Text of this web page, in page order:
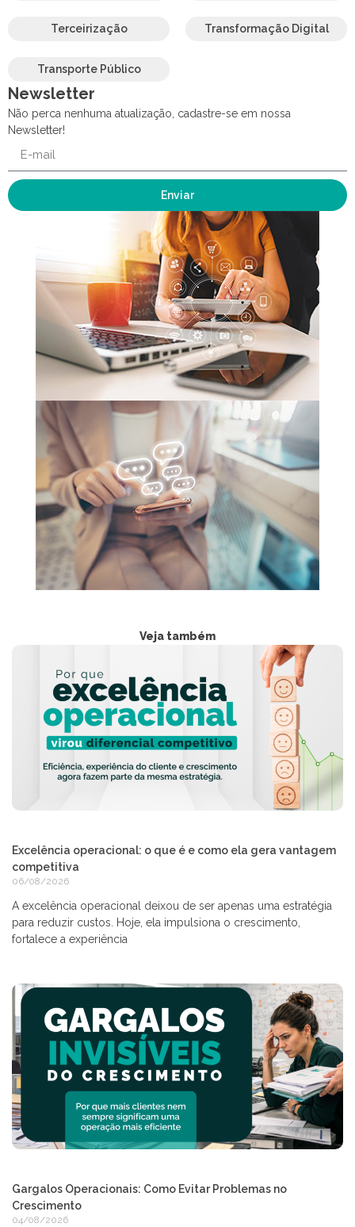
Terceirização Transformação Digital
Transporte Público
Newsletter
Não perca nenhuma atualização, cadastre-se em nossa
Newsletter!
Enviar
Veja também
Excelência operacional: o que é e como ela gera vantagem
competitiva
06/08/2026
A excelência operacional deixou de ser apenas uma estratégia
para reduzir custos. Hoje, ela impulsiona o crescimento,
fortalece a experiência
Gargalos Operacionais: Como Evitar Problemas no
Crescimento
04/08/2026